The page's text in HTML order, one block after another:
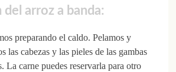
del arroz a banda:
preparando el caldo. Pelamos y
las cabezas y las pieles de las gambas
La carne puedes reservarla para otro